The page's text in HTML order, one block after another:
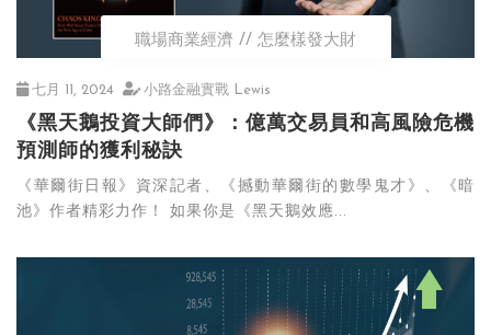
職場商業經濟 怎麼樣發大財
七月 11, 2024 小路金融實戰 Lewis
《黑天鵝投資大師們》：億萬交易員和高風險危機
預測師的獲利秘訣
《華爾街日報》資深記者、《撼動華爾街的數學鬼才》、《暗
池》作者精彩力作！ 如果你是《黑天鵝效應...